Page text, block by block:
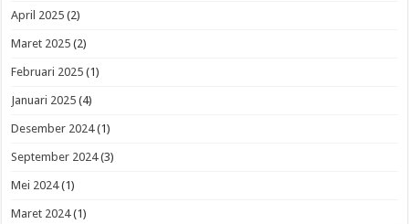
April 2025 (2)
Maret 2025 (2)
Februari 2025 (1)
Januari 2025 (4)
Desember 2024(1)
September 2024(3)
Mei 2024(1)
Maret 2024(1)